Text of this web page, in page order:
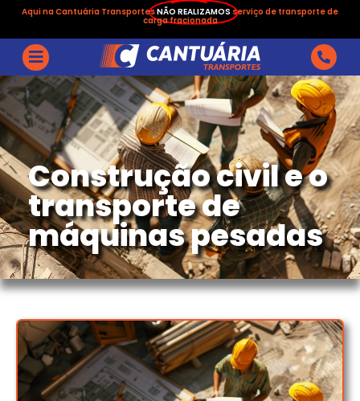
Aqui na Cantuária TransportesNÃO REALIZAMOS serviço de transporte de
carga fracionada
Construção civil e o
transporte de
máquinas pesadas